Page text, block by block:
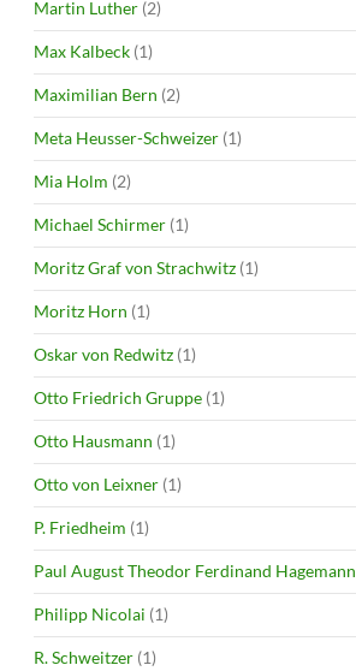
Martin Luther (2)
Max Kalbeck (1)
Maximilian Bern (2)
Meta Heusser-Schweizer (1)
Mia Holm (2)
Michael Schirmer (1)
Moritz Graf von Strachwitz (1)
Moritz Horn (1)
Oskar von Redwitz (1)
Otto Friedrich Gruppe (1)
Otto Hausmann (1)
Otto von Leixner (1)
P. Friedheim (1)
Paul August Theodor Ferdinand Hagemann
Philipp Nicolai (1)
R. Schweitzer (1)